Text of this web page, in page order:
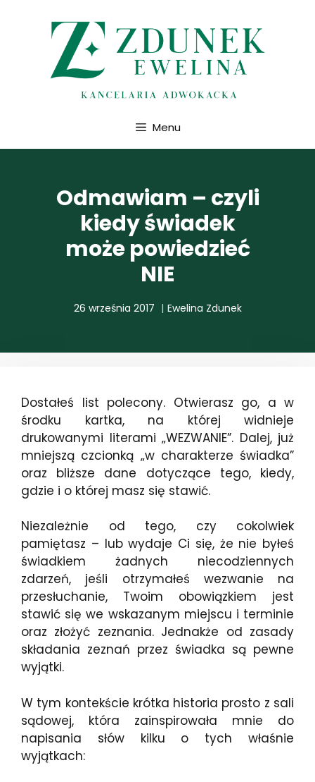
Menu
Odmawiam – czyli
kiedy świadek
może powiedzieć
NIE
26 września 2017 Ewelina Zdunek
Dostałeś list polecony. Otwierasz go, a w
środku kartka, na której widnieje
drukowanymi literami „WEZWANIE”. Dalej, już
mniejszą czcionką „w charakterze świadka”
oraz bliższe dane dotyczące tego, kiedy,
gdzie i o której masz się stawić.
Niezależnie od tego, czy cokolwiek
pamiętasz – lub wydaje Ci się, że nie byłeś
świadkiem żadnych niecodziennych
zdarzeń, jeśli otrzymałeś wezwanie na
przesłuchanie, Twoim obowiązkiem jest
stawić się we wskazanym miejscu i terminie
oraz złożyć zeznania. Jednakże od zasady
składania zeznań przez świadka są pewne
wyjątki.
W tym kontekście krótka historia prosto z sali
sądowej, która zainspirowała mnie do
napisania słów kilku o tych właśnie
wyjątkach: